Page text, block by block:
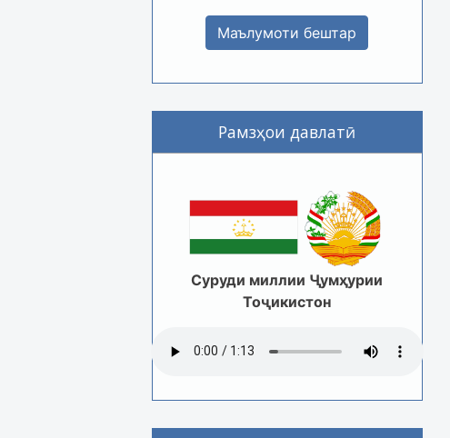
Маълумоти бештар
Рамзҳои давлатӣ
Суруди миллии Ҷумҳурии
Тоҷикистон